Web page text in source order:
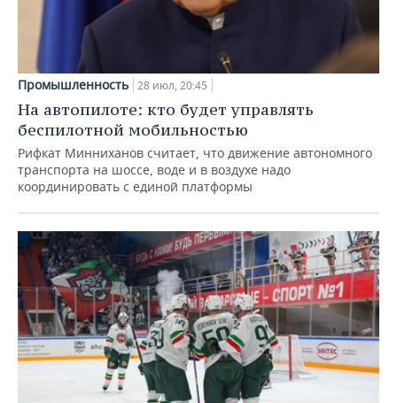
Промышленность 28 июл, 20:45
На автопилоте: кто будет управлять
беспилотной мобильностью
Рифкат Минниханов считает, что движение автономного
транспорта на шоссе, воде и в воздухе надо
координировать с единой платформы